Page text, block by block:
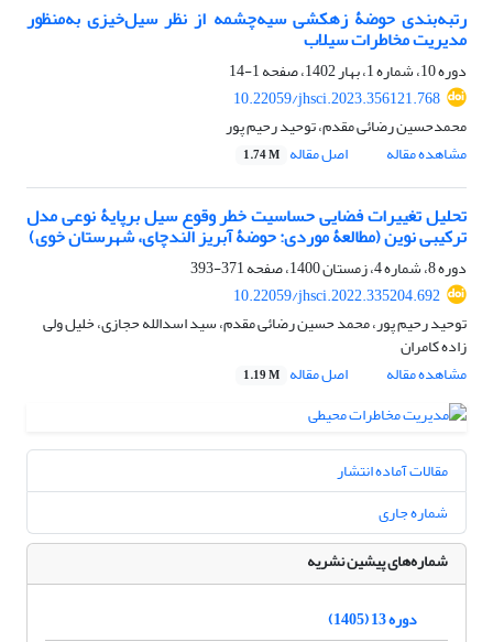
رتبه‌بندی حوضۀ زهکشی سیه‌چشمه از نظر سیل‌خیزی به‌منظور
مدیریت مخاطرات سیلاب
دوره 10، شماره 1، بهار 1402، صفحه
1-14
10.22059/jhsci.2023.356121.768
محمدحسین رضائی مقدم، توحید رحیم پور
مشاهده مقاله
اصل مقاله 1.74 M
تحلیل تغییرات فضایی حساسیت خطر وقوع سیل برپایۀ نوعی مدل
ترکیبی نوین (مطالعۀ موردی: حوضۀ آبریز الندچای، شهرستان خوی)
دوره 8، شماره 4، زمستان 1400، صفحه
371-393
10.22059/jhsci.2022.335204.692
توحید رحیم پور، محمد حسین رضائی مقدم، سید اسدالله حجازی، خلیل ولی
زاده کامران
مشاهده مقاله
اصل مقاله 1.19 M
مقالات آماده انتشار
شماره جاری
شماره‌های پیشین نشریه
دوره 13 (1405)